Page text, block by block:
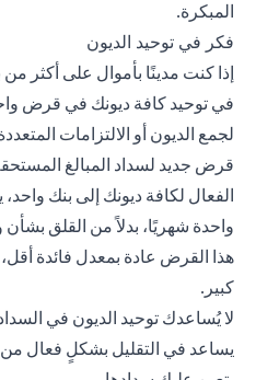
المبكرة.
فكر في توحيد الديون
إذا كنت مدينًا بأموال على أكثر من
في توحيد كافة ديونك في قرض
لجمع الديون أو الالتزامات
قرض جديد لسداد المبالغ
الفعال لكافة ديونك إلى بنك
واحدة شهريًا، بدلاً من القلق بشأن
هذا القرض عادة بمعدل فائدة
كبير.
لا يُساعدك توحيد الديون في
يساعد في التقليل بشكلٍ فعال من